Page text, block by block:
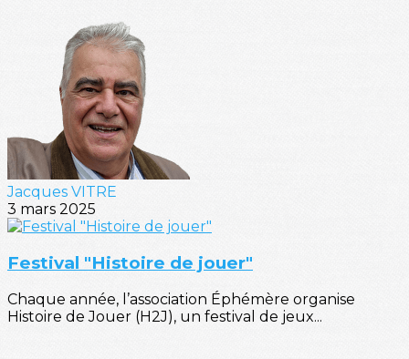
Jacques VITRE
3 mars 2025
Festival "Histoire de jouer"
Chaque année, l’association Éphémère organise
Histoire de Jouer (H2J), un festival de jeux...